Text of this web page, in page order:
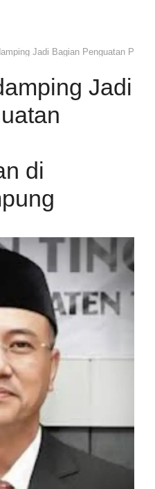
Jadi Bagian Penguatan
Jadi
di